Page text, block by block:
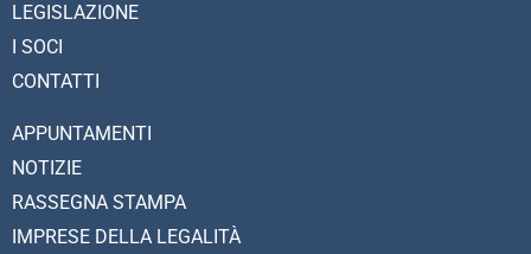
LEGISLAZIONE
I SOCI
CONTATTI
APPUNTAMENTI
NOTIZIE
RASSEGNA STAMPA
IMPRESE DELLA LEGALITÀ